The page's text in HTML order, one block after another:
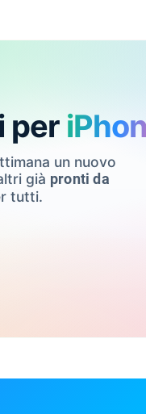
per
un nuovo
già pronti da
tutti.